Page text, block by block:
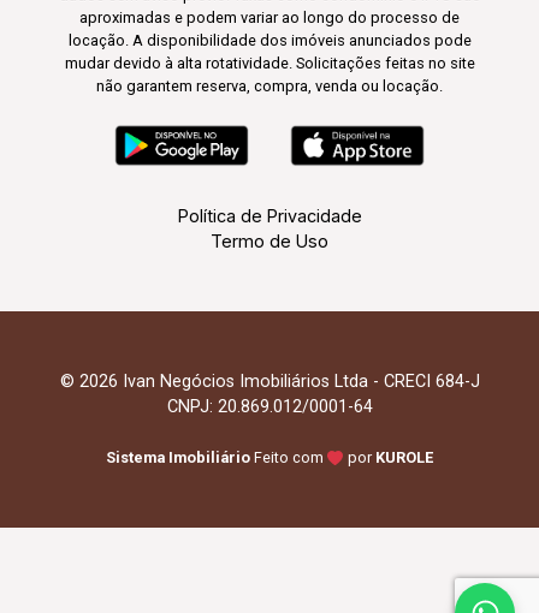
aproximadas e podem variar ao longo do processo de
locação. A disponibilidade dos imóveis anunciados pode
mudar devido à alta rotatividade. Solicitações feitas no site
não garantem reserva, compra, venda ou locação.
Política de Privacidade
Termo de Uso
© 2026 Ivan Negócios Imobiliários Ltda - CRECI 684-J
CNPJ: 20.869.012/0001-64
Sistema Imobiliário Feito com por KUROLE